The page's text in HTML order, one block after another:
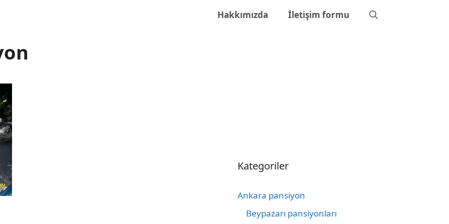
Hakkımızda İletişim formu
Kategoriler
Ankara pansiyon
Beypazarı pansiyonları